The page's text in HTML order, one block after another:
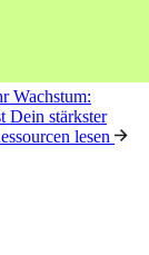
Wachstum:
Dein stärkster
lesen